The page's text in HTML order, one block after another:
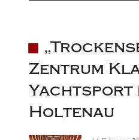
Zentrum
Yachtsport
Holtenau